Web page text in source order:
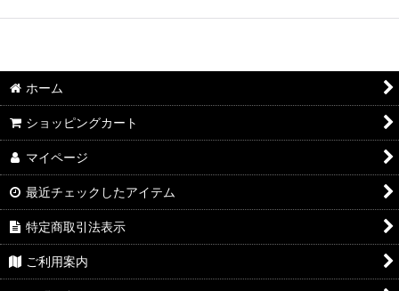
ホーム
ショッピングカート
マイページ
最近チェックしたアイテム
特定商取引法表示
ご利用案内